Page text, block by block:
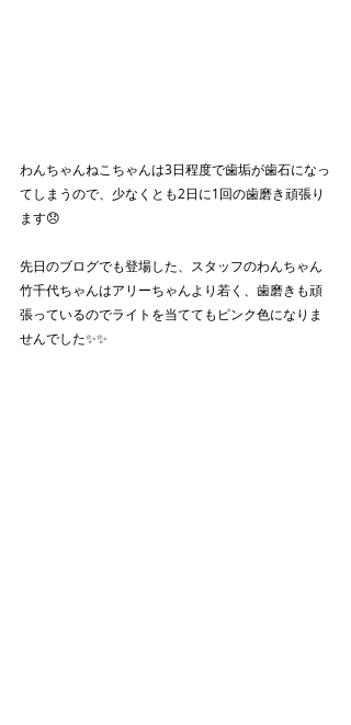
わんちゃんねこちゃんは3日程度で歯垢が歯石になっ
てしまうので、少なくとも2日に1回の歯磨き頑張り
ます😞
先日のブログでも登場した、スタッフのわんちゃん
竹千代ちゃんはアリーちゃんより若く、歯磨きも頑
張っているのでライトを当ててもピンク色になりま
せんでした✨✨